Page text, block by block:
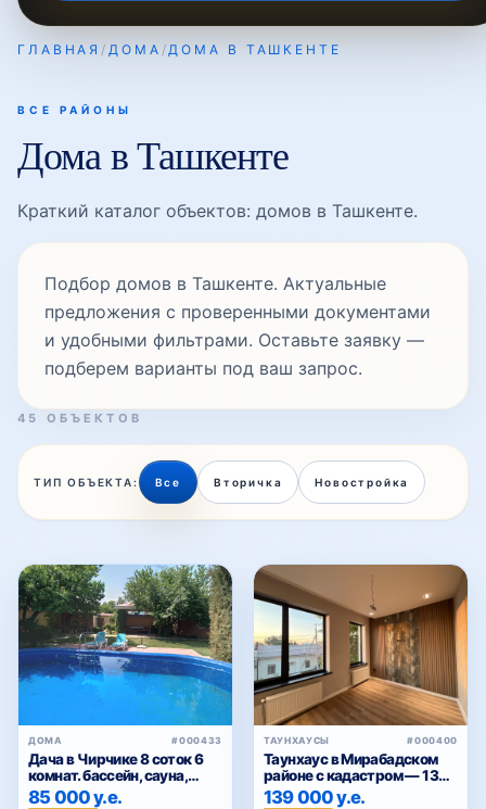
ГЛАВНАЯ /ДОМА /ДОМА В ТАШКЕНТЕ
ВСЕ РАЙОНЫ
Дома в Ташкенте
Краткий каталог объектов: домов в Ташкенте.
Подбор домов в Ташкенте. Актуальные
предложения с проверенными документами
и удобными фильтрами. Оставьте заявку —
подберем варианты под ваш запрос.
45 ОБЪЕКТОВ
ТИП ОБЪЕКТА: Все Вторичка Новостройка
ДОМА #000433
Дача в Чирчике 8 соток 6
комнат. бассейн, сауна,
летняя кухня
85 000 у.е.
ТАУНХАУСЫ #000400
Таунхаус в Мирабадском
районе с кадастром — 135
м² от застройщика
139 000 у.е.